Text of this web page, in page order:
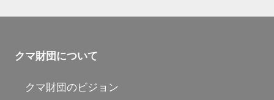
クマ財団について
クマ財団のビジョン